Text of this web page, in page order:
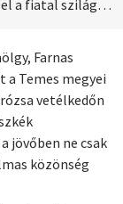
népdalénekesek
Farnas
Temes megyei
vetélkedőn
jövőben ne csak
közönség